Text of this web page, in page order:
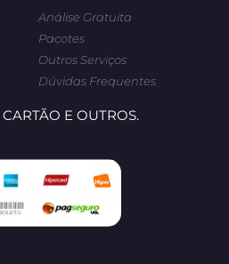
Análise Gratuita
Pacotes
Outros Serviços
Dúvidas Frequentes
E OUTROS.